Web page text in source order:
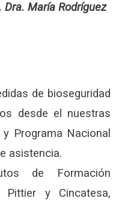
María Rodríguez
de bioseguridad
desde el nuestras
Programa Nacional
asistencia.
de Formación
Pittier y Cincatesa,